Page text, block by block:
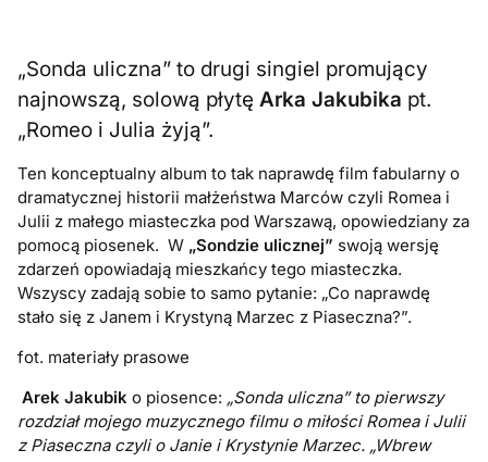
„Sonda uliczna” to drugi singiel promujący
najnowszą, solową płytęArka Jakubika pt.
„Romeo i Julia żyją”.
Ten konceptualny album to tak naprawdę film fabularny o
dramatycznej historii małżeństwa Marców czyli Romea i
Julii z małego miasteczka pod Warszawą, opowiedziany za
pomocą piosenek. W „Sondzie ulicznej” swoją wersję
zdarzeń opowiadają mieszkańcy tego miasteczka.
Wszyscy zadają sobie to samo pytanie: „Co naprawdę
stało się z Janem i Krystyną Marzec z Piaseczna?”.
fot. materiały prasowe
Arek Jakubiko piosence: „Sonda uliczna” to pierwszy
rozdział mojego muzycznego filmu o miłości Romea i Julii
z Piaseczna czyli o Janie i Krystynie Marzec. „Wbrew